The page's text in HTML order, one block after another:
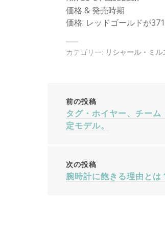
価格 & 発売時期
価格: レッドゴールドが
カテゴリー: リシャール・ミ
投
稿
ナ
ビ
前の投稿
タグ・ホイヤー、チー
定モデル。
次の投稿
腕時計に飽きる理由とは